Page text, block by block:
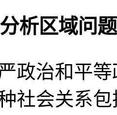
析区域问题
政治和平
社会关系